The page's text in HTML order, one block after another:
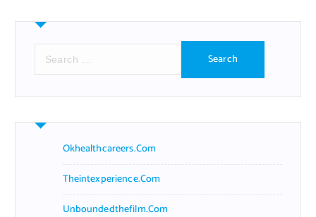
r
h
Okhealthcareers.com
Theintexperience.com
Unboundedthefilm.com